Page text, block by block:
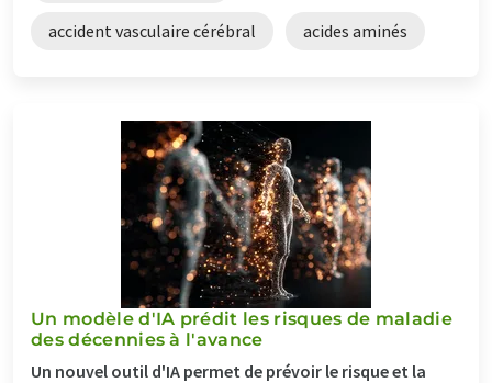
accident vasculaire cérébral acides aminés
Un modèle d'IA prédit les risques de maladie
des décennies à l'avance
Un nouvel outil d'IA permet de prévoir le risque et la